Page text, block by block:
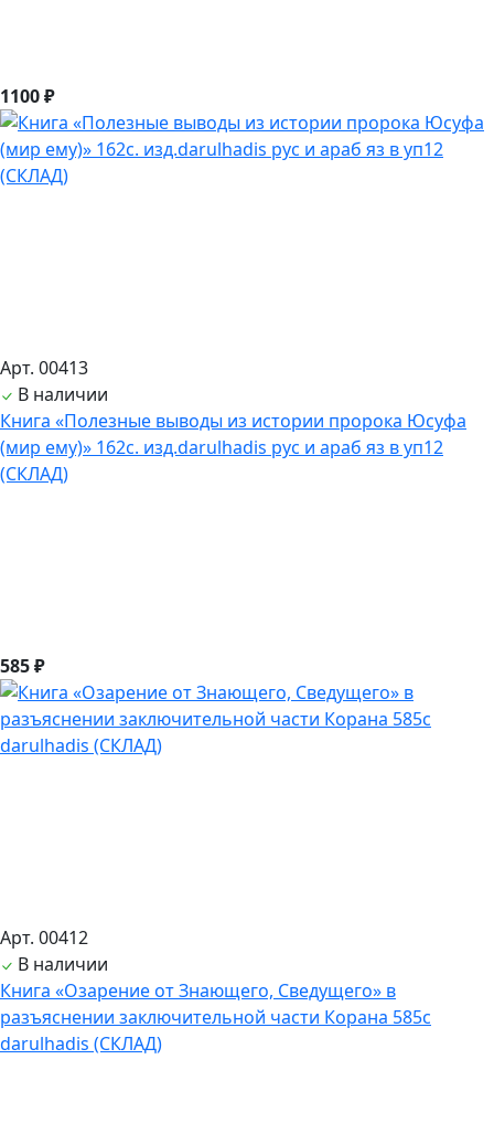
1100 ₽
Арт. 00413
В наличии
Книга «Полезные выводы из истории пророка Юсуфа
(мир ему)» 162с. изд.darulhadis рус и араб яз в уп12
(СКЛАД)
585 ₽
Арт. 00412
В наличии
Книга «Озарение от Знающего, Сведущего» в
разъяснении заключительной части Корана 585с
darulhadis (СКЛАД)